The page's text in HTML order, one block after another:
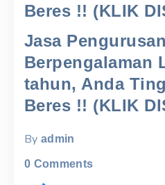
Beres !! (KLIK
Jasa
Berpengalaman
tahun, Anda
Beres !! (KLIK
By admin
0 Comments